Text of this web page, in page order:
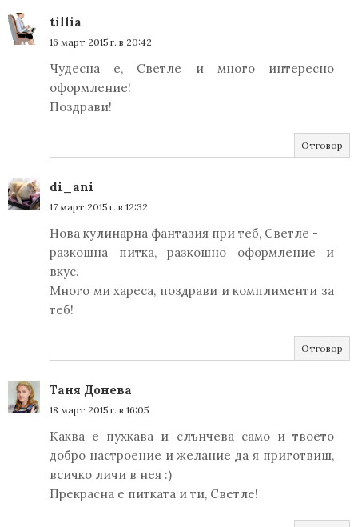
tillia
16 март 2015 г. в 20:42
Чудесна е, Светле и много интересно
оформление!
Поздрави!
Отговор
di_ani
17 март 2015 г. в 12:32
Нова кулинарна фантазия при теб, Светле -
разкошна питка, разкошно оформление и
вкус.
Много ми хареса, поздрави и комплименти за
теб!
Отговор
Таня Донева
18 март 2015 г. в 16:05
Каква е пухкава и слънчева само и твоето
добро настроение и желание да я приготвиш,
всичко личи в нея :)
Прекрасна е питката и ти, Светле!